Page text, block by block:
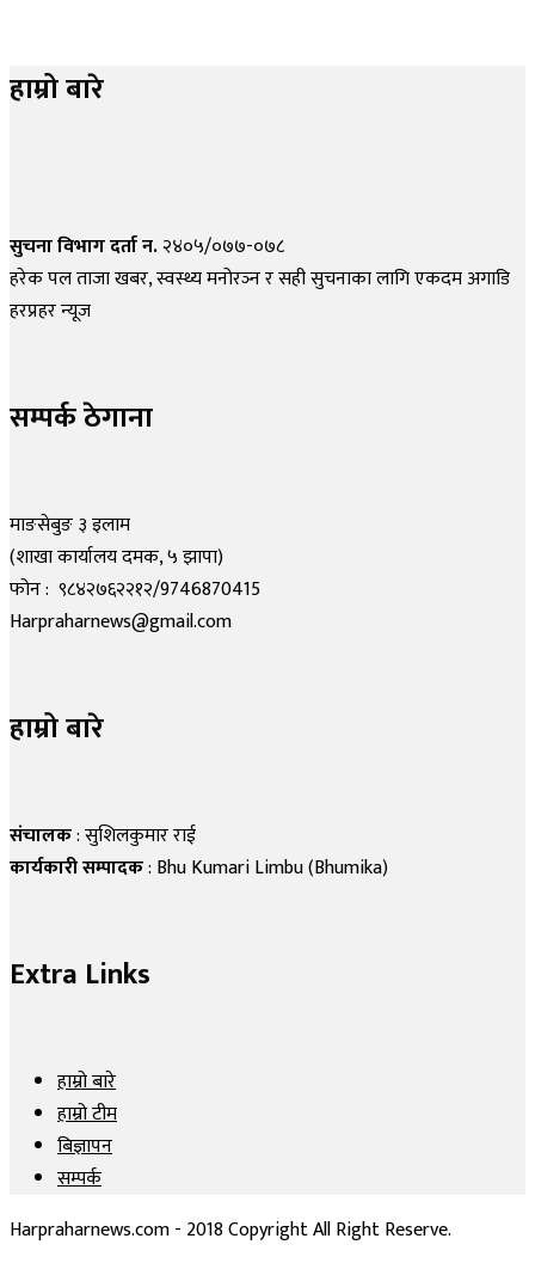
हाम्रो बारे
सुचना विभाग दर्ता न.२४०५/०७७-०७८
हरेक पल ताजा खबर, स्वस्थ्य मनोरञ्न र सही सुचनाका लागि एकदम अगाडि
हरप्रहर न्यूज
सम्पर्क ठेगाना
माङसेबुङ ३ इलाम
(शाखा कार्यालय दमक, ५ झापा)
फोन : ९८४२७६२२१२/9746870415
Harpraharnews@gmail.com
हाम्रो बारे
संचालक: सुशिलकुमार राई
कार्यकारी सम्पादक: Bhu Kumari Limbu (Bhumika)
Extra Links
हाम्रो बारे
हाम्रो टीम
बिज्ञापन
सम्पर्क
Harpraharnews.com - 2018 Copyright All Right Reserve.